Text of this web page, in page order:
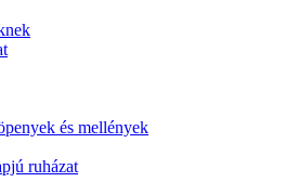
és mellények
ruházat